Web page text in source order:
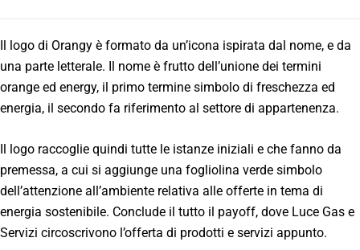
Il logo di Orangy è formato da un’icona ispirata dal nome, e da
una parte letterale. Il nome è frutto dell’unione dei termini
orange ed energy, il primo termine simbolo di freschezza ed
energia, il secondo fa riferimento al settore di appartenenza.
Il logo raccoglie quindi tutte le istanze iniziali e che fanno da
premessa, a cui si aggiunge una fogliolina verde simbolo
dell’attenzione all’ambiente relativa alle offerte in tema di
energia sostenibile. Conclude il tutto il payoff, dove Luce Gas e
Servizi circoscrivono l’offerta di prodotti e servizi appunto.